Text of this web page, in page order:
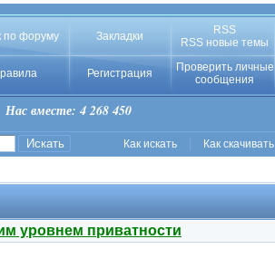
по форуму Закладки
RSS
RSS новые темы
Регистрация
Проверить личные
сообщения
Нас вместе: 4 268 450
Как искать Как скачивать
уровнем приватности